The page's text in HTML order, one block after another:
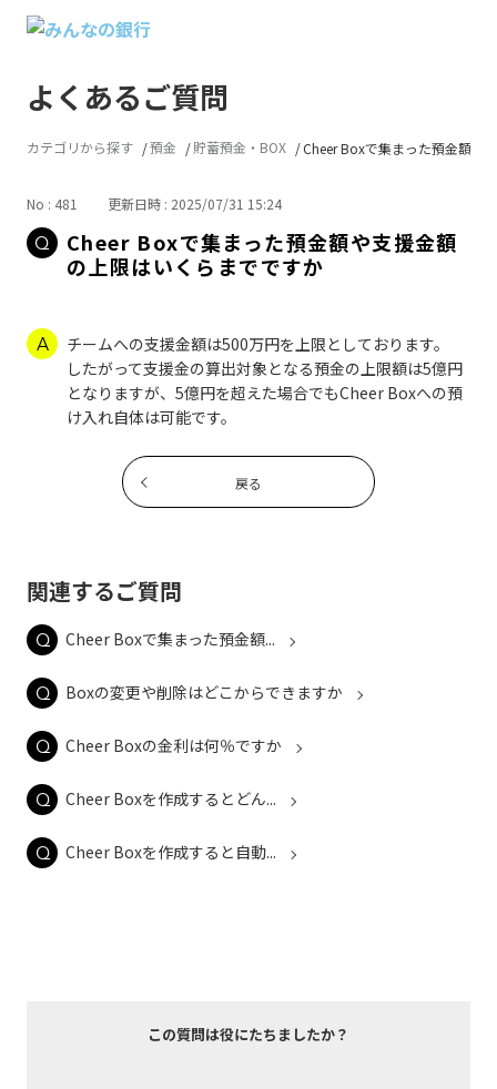
よくあるご質問
カテゴリから探す 預金 貯蓄預金・BOX Cheer Boxで集まった預金額...
No : 481 更新日時 : 2025/07/31 15:24
Cheer Boxで集まった預金額や支援金額
の上限はいくらまでですか
チームへの支援金額は500万円を上限としております。
したがって支援金の算出対象となる預金の上限額は5億円
となりますが、5億円を超えた場合でもCheer Boxへの預
け入れ自体は可能です。
戻る
関連するご質問
Cheer Boxで集まった預金額...
Boxの変更や削除はどこからできますか
Cheer Boxの金利は何％ですか
Cheer Boxを作成するとどん...
Cheer Boxを作成すると自動...
この質問は役にたちましたか？